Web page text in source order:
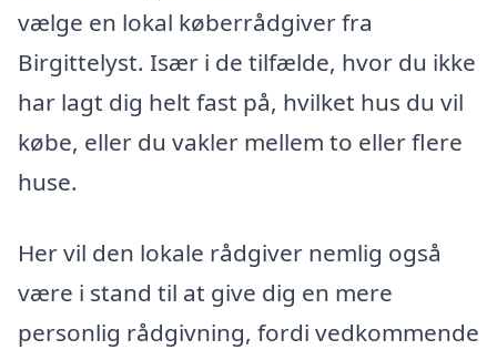
vælge en lokal køberrådgiver fra
Birgittelyst. Især i de tilfælde, hvor du ikke
har lagt dig helt fast på, hvilket hus du vil
købe, eller du vakler mellem to eller flere
huse.
Her vil den lokale rådgiver nemlig også
være i stand til at give dig en mere
personlig rådgivning, fordi vedkommende